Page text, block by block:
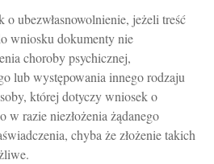
o ubezwłasnowolnienie, jeżeli treść
wniosku dokumenty nie
choroby psychicznej,
lub występowania innego rodzaju
której dotyczy wniosek o
w razie niezłożenia żądanego
chyba że złożenie takich